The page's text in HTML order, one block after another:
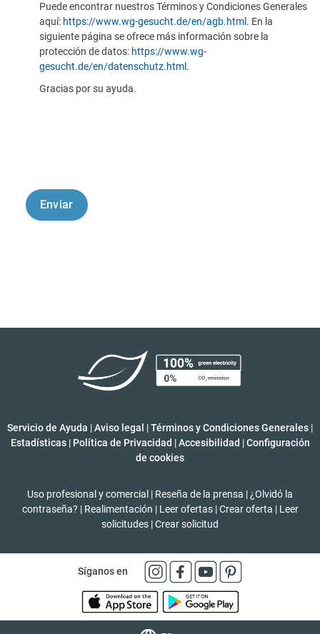
Puede encontrar nuestros Términos y Condiciones Generales
aquí: https://www.wg-gesucht.de/en/agb.html . En la
siguiente página se ofrece más información sobre la
protección de datos: https://www.wg-
gesucht.de/en/datenschutz.html .
Gracias por su ayuda.
Servicio de Ayuda |Aviso legal |Términos y Condiciones Generales |
Estadísticas | Política de Privacidad | Accesibilidad | Configuración
de cookies
Uso profesional y comercial | Reseña de la prensa | ¿Olvidó la
contraseña? | Realimentación | Leer ofertas | Crear oferta | Leer
solicitudes |Crear solicitud
Síganos en